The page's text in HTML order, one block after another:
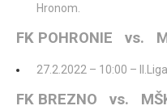
Hronom.
FK POHRONIE vs.
27.2.2022 – 10:00 –
FK BREZNO vs.